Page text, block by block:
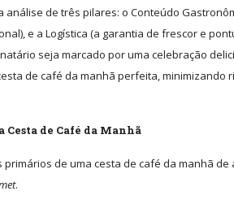
análise de três pilares: o Conteúdo
e a Logística (a garantia de frescor e
seja marcado por uma celebração
de café da manhã perfeita, minimizando
de Café da Manhã
de uma cesta de café da manhã de
.